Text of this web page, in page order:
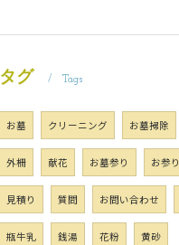
タグ Tags
お墓 クリーニング お墓掃除
外柵 献花 お墓参り お参り
見積り 質問 お問い合わせ
瓶牛乳 銭湯 花粉 黄砂